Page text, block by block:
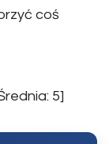
coś
5]